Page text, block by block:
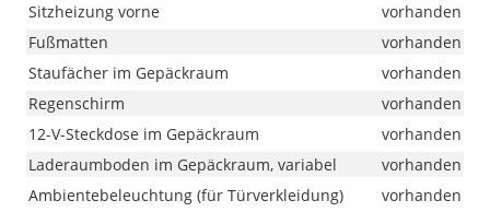
Sitzheizung vorne
vorhanden
Fußmatten
vorhanden
Staufächer im Gepäckraum
vorhanden
Regenschirm
vorhanden
12-V-Steckdose im Gepäckraum
vorhanden
Laderaumboden im Gepäckraum, variabel
vorhanden
Ambientebeleuchtung (für Türverkleidung)
vorhanden